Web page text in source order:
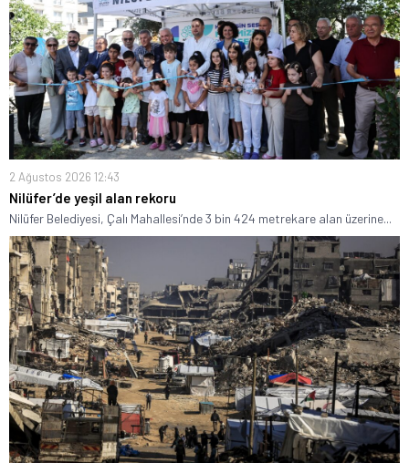
2 Ağustos 2026 12:43
Nilüfer’de yeşil alan rekoru
Nilüfer Belediyesi, Çalı Mahallesi’nde 3 bin 424 metrekare alan üzerine...